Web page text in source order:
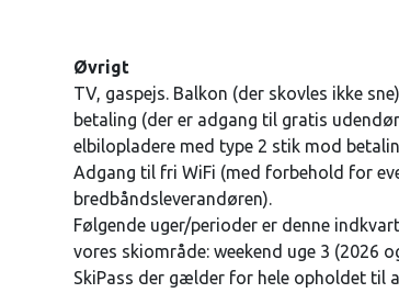
Øvrigt
TV, gaspejs. Balkon (der skovles ikke
betaling (der er adgang til gratis
elbilopladere med type 2 stik mod
Adgang til fri WiFi (med forbehold for
bredbåndsleverandøren).
Følgende uger/perioder er denne
vores skiområde: weekend uge 3 (2026
SkiPass der gælder for hele opholdet til